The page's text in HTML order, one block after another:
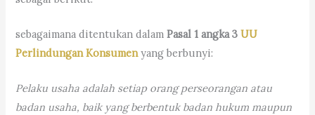
sebagaimana ditentukan dalamPasal 1 angka 3UU
Perlindungan Konsumenyang berbunyi:
Pelaku usaha adalah setiap orang perseorangan atau
badan usaha, baik yang berbentuk badan hukum maupun